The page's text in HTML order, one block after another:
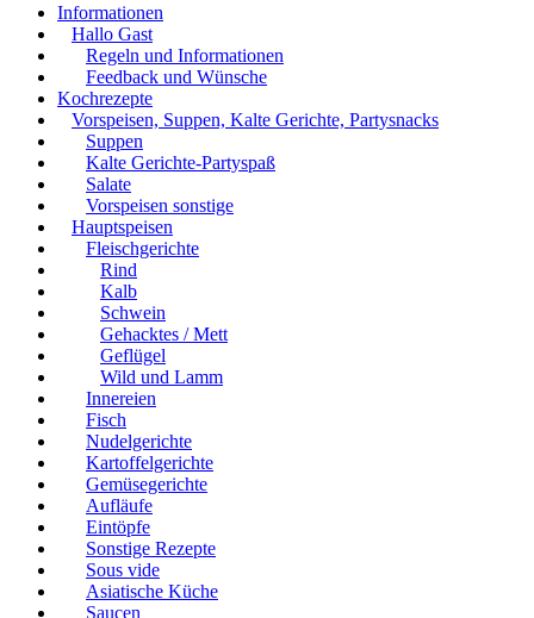
Informationen
Hallo Gast
Regeln und Informationen
Feedback und Wünsche
Kochrezepte
Vorspeisen, Suppen, Kalte Gerichte, Partysnacks
Suppen
Kalte Gerichte-Partyspaß
Salate
Vorspeisen sonstige
Hauptspeisen
Fleischgerichte
Rind
Kalb
Schwein
Gehacktes / Mett
Geflügel
Wild und Lamm
Innereien
Fisch
Nudelgerichte
Kartoffelgerichte
Gemüsegerichte
Aufläufe
Eintöpfe
Sonstige Rezepte
Sous vide
Asiatische Küche
Saucen